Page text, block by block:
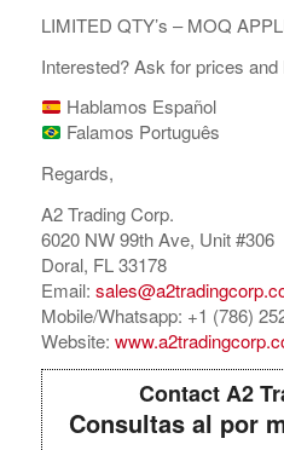
LIMITED QTY’s – MOQ
Interested? Ask for prices and
Hablamos Español
Falamos Português
Regards,
A2 Trading Corp.
6020 NW 99th Ave, Unit #306
Doral, FL 33178
Email:
Mobile/Whatsapp: +1 (786)
Website:
Contact A2
Consultas al por